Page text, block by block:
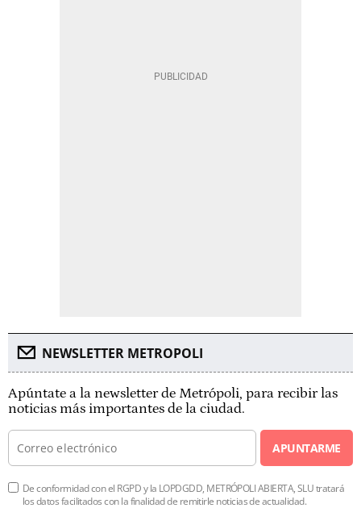
NEWSLETTER METROPOLI
Apúntate a la newsletter de Metrópoli, para recibir las
noticias más importantes de la ciudad.
APUNTARME
De conformidad con el RGPD y la LOPDGDD, METRÓPOLI ABIERTA, SLU tratará
los datos facilitados con la finalidad de remitirle noticias de actualidad.